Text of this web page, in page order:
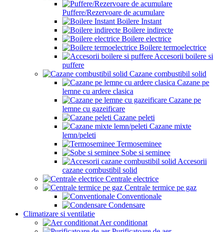
Puffere/Rezervoare de acumulare
Boilere Instant
Boilere indirecte
Boilere electrice
Boilere termoelectrice
Accesorii boilere si
puffere
Cazane combustibil solid
Cazane pe
lemne cu ardere clasica
Cazane pe
lemne cu gazeificare
Cazane peleti
Cazane mixte
lemn/peleti
Termoseminee
Sobe si seminee
Accesorii
cazane combustibil solid
Centrale electrice
Centrale termice pe gaz
Conventionale
Condensare
Climatizare si ventilatie
Aer conditionat